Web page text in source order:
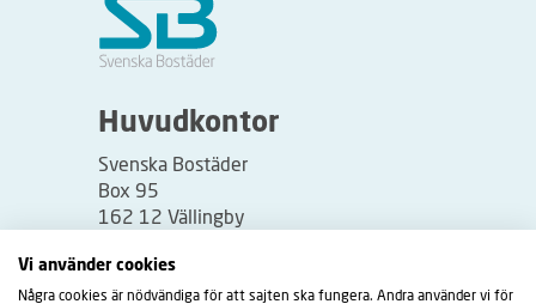
Huvudkontor
Svenska Bostäder
Box 95
162 12 Vällingby
Besöksadress:
Vällingbyplan 2
Vi använder cookies
Några cookies är nödvändiga för att sajten ska fungera. Andra använder vi för